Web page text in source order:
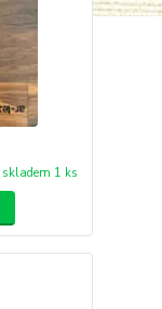
skladem 1 ks